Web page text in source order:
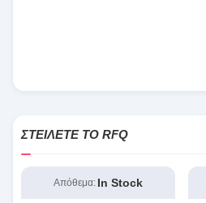
ΣΤΕΊΛΕΤΕ ΤΟ RFQ
Απόθεμα: In Stock